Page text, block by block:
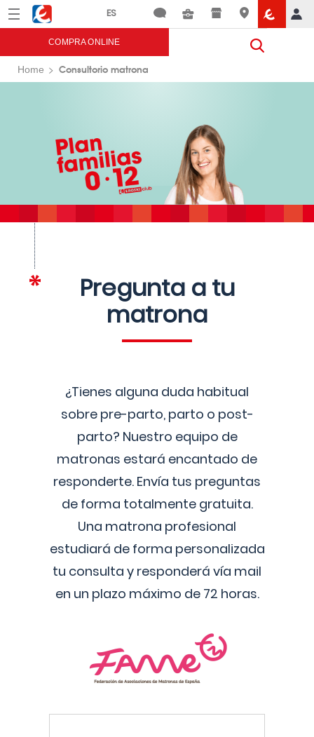
Menú Eroski
COMPRA ONLINE
Home Consultorio matrona
Pregunta a tu
matrona
¿Tienes alguna duda habitual
sobre pre-parto, parto o post-
parto? Nuestro equipo de
matronas estará encantado de
responderte. Envía tus preguntas
de forma totalmente gratuita.
Una matrona profesional
estudiará de forma personalizada
tu consulta y responderá vía mail
en un plazo máximo de 72 horas.